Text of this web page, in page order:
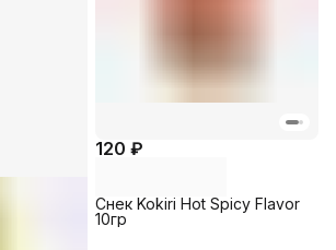
120 ₽
Снек Kokiri Hot Spicy Flavor
10гр